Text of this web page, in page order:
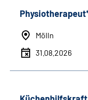
Mölln
31.08.2026